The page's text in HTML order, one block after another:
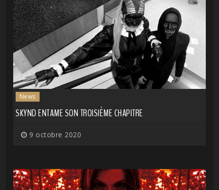
News
SKYND ENTAME SON TROISIÈME CHAPITRE
9 octobre 2020